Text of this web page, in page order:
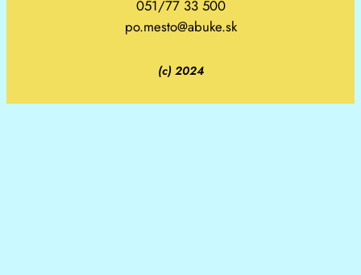
051/77 33 500
po.mesto@abuke.sk
(c) 2024